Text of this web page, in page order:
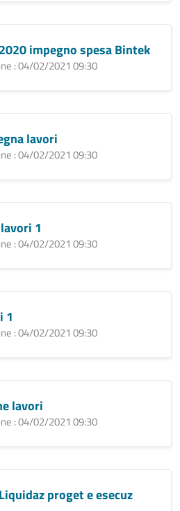
impegno spesa Bintek
: 04/02/2021 09:30
lavori
: 04/02/2021 09:30
1
: 04/02/2021 09:30
1
: 04/02/2021 09:30
lavori
: 04/02/2021 09:30
proget e esecuz